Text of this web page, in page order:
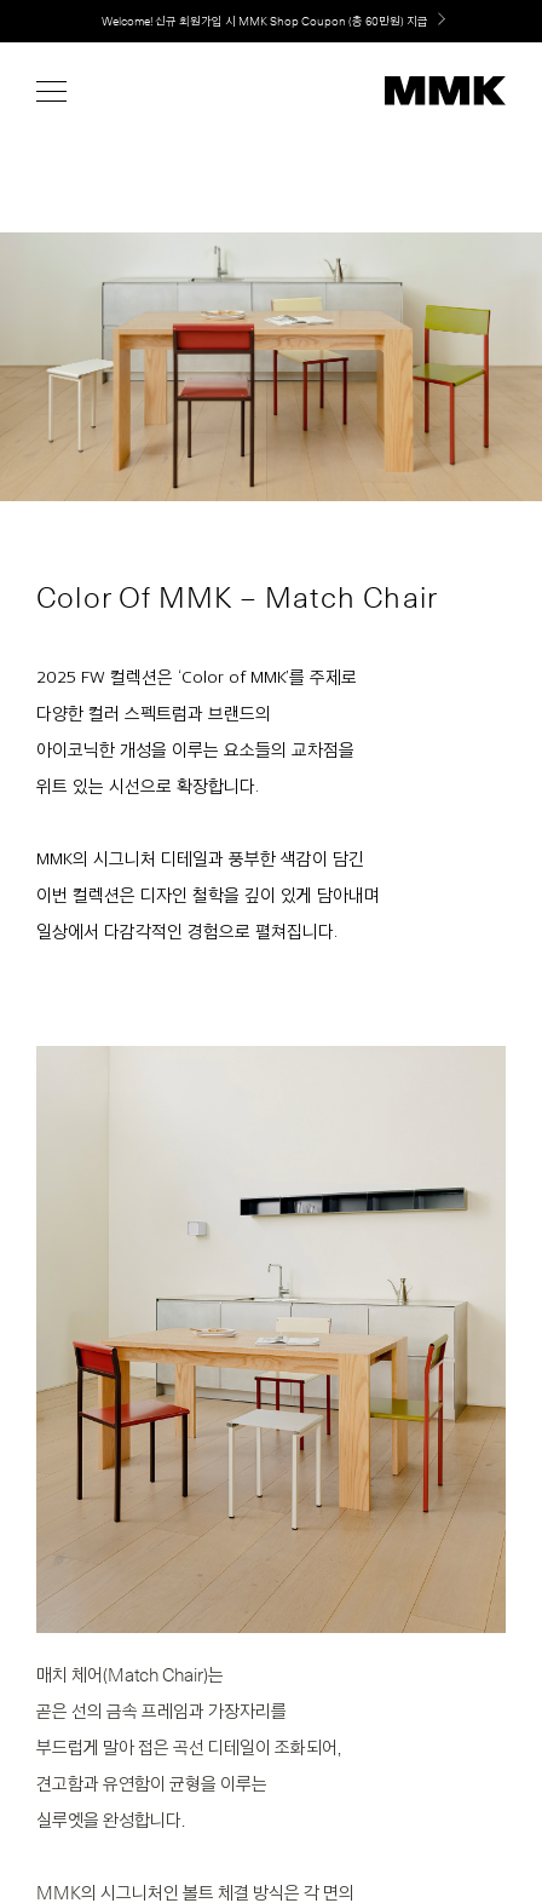
content
취향대로 완성하는 커스텀 아일랜드 키친, MMK The Island 출시
Color Of MMK – Match Chair
2025 FW 컬렉션은 ‘Color of MMK’를 주제로
다양한 컬러 스펙트럼과 브랜드의
아이코닉한 개성을 이루는 요소들의 교차점을
위트 있는 시선으로 확장합니다.
MMK의 시그니처 디테일과 풍부한 색감이 담긴
이번 컬렉션은 디자인 철학을 깊이 있게 담아내며
일상에서 다감각적인 경험으로 펼쳐집니다.
매치 체어(Match Chair)는
곧은 선의 금속 프레임과 가장자리를
부드럽게 말아 접은 곡선 디테일이 조화되어,
견고함과 유연함이 균형을 이루는
실루엣을 완성합니다.
MMK의 시그니처인 볼트 체결 방식은 각 면의